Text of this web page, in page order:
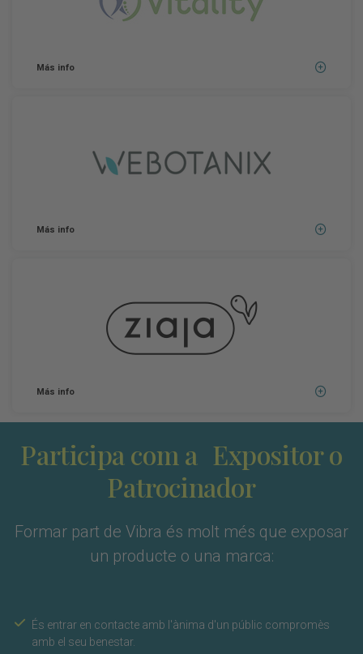
Más info
Más info
Más info
Participa com a Expositor o
Patrocinador
Formar part de Vibra és molt més que exposar
un producte o una marca:
És entrar en contacte amb l'ànima d'un públic compromès
amb el seu benestar.